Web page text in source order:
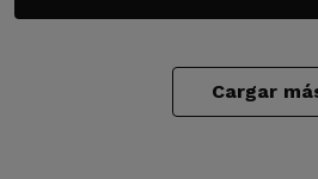
Cargar